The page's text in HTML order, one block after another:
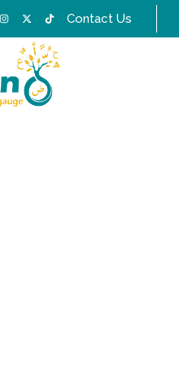
Contact Us